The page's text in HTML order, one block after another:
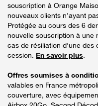
souscription à Orange
nouveaux clients n’ayant
Protégée au cours des 6
nouvelle souscription à une
cas de résiliation d’une
cession. En savoir plus.
Offres soumises à
valables en France
couverture, avec